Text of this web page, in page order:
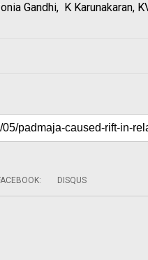
Gandhi, K Karunakaran,
: DISQUS